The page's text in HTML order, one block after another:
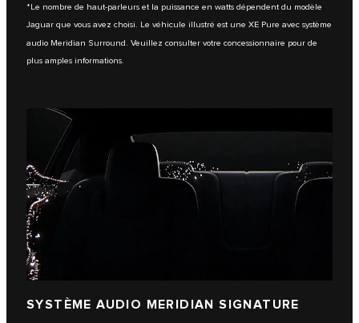
*Le nombre de haut-parleurs et la puissance en watts dépendent du modèle
Jaguar que vous avez choisi. Le véhicule illustré est une XE Pure avec système
audio Meridian Surround. Veuillez consulter votre concessionnaire pour de
plus amples informations.
SYSTÈME AUDIO MERIDIAN SIGNATURE